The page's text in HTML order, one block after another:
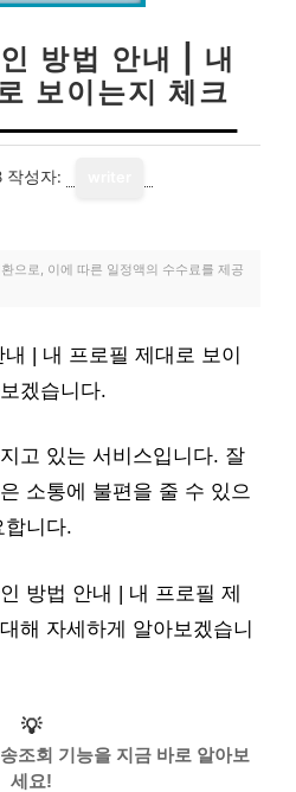
방법 안내 | 내
보이는지 체크
작성자:
으로, 이에 따른 일정액의 수수료를 제공
| 내 프로필 제대로 보이
겠습니다.
고 있는 서비스입니다. 잘
소통에 불편을 줄 수 있으
합니다.
방법 안내 | 내 프로필 제
해 자세하게 알아보겠습니
💡
조회 기능을 지금 바로 알아보
세요!